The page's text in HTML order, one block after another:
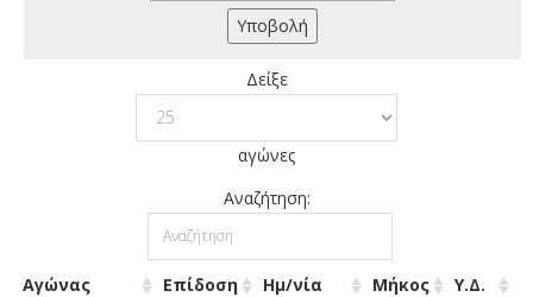
Δείξε
αγώνες
Αναζήτηση:
Αγώνας Επίδοση Ημ/νία Μήκος
Υ.Δ.